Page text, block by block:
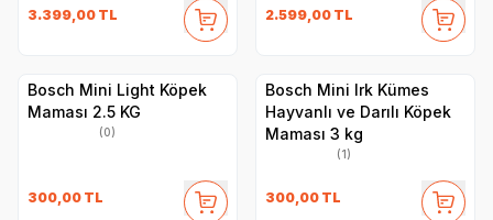
3.399,00 TL 2.599,00 TL
Bosch Mini Light Köpek
Maması 2.5 KG
(0)
300,00 TL
Bosch Mini Irk Kümes
Hayvanlı ve Darılı Köpek
Maması 3 kg
(1)
300,00 TL